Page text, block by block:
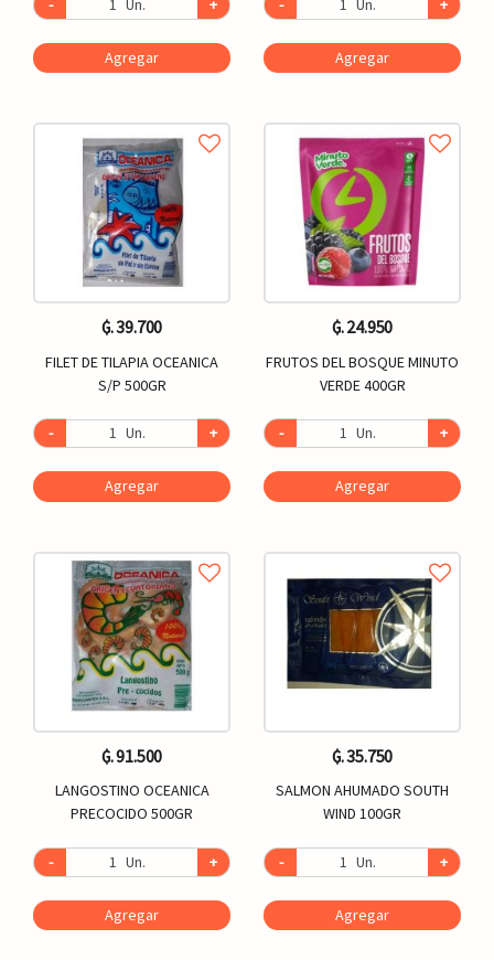
- Un. +
Agregar
- Un. +
Agregar
₲. 39.700
FILET DE TILAPIA OCEANICA
S/P 500GR
- Un. +
Agregar
₲. 24.950
FRUTOS DEL BOSQUE MINUTO
VERDE 400GR
- Un. +
Agregar
₲. 91.500
LANGOSTINO OCEANICA
PRECOCIDO 500GR
- Un. +
Agregar
₲. 35.750
SALMON AHUMADO SOUTH
WIND 100GR
- Un. +
Agregar